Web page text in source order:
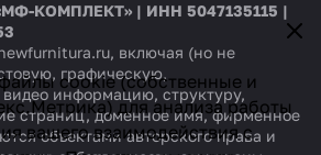
cookie (собственные и
для анализа работы
вашего взаимодействия с
КОМПЛЕКТ» | ИНН 5047135115 |
включая (но не
графическую,
информацию, структуру,
страниц, доменное имя, фирменное
объектами авторского права и